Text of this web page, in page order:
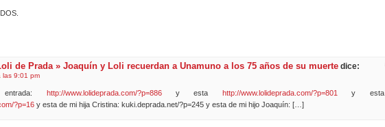
de Prada » Joaquín y Loli recuerdan a Unamuno a los 75 años de su muertedice:
las 9:01 pm
http://www.lolideprada.com/?p=886y esta http://www.lolideprada.com/?p=801
y esta
?p=16y esta de mi hija Cristina: kuki.deprada.net/?p=245 y esta de mi hijo Joaquín: […]